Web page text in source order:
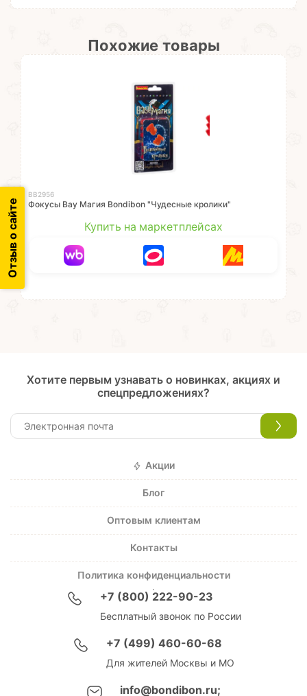
Похожие товары
ВВ2956
Фокусы Вау Магия Bondibon "Чудесные кролики"
Купить на маркетплейсах
Отзыв о сайте
Хотите первым узнавать о новинках, акциях и
спецпредложениях?
Акции
Блог
Оптовым клиентам
Контакты
Политика конфиденциальности
+7 (800) 222-90-23
Бесплатный звонок по России
+7 (499) 460-60-68
Для жителей Москвы и МО
info@bondibon.ru;